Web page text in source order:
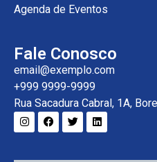
Agenda de Eventos
Fale Conosco
email@exemplo.com
+999 9999-9999
Rua Sacadura Cabral, 1A,